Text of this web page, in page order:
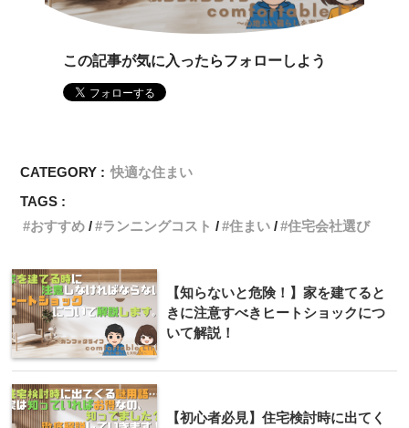
この記事が気に入ったらフォローしよう
CATEGORY : 快適な住まい
TAGS :
おすすめ
ランニングコスト 住まい 住宅会社選び
【知らないと危険！】家を建てると
きに注意すべきヒートショックにつ
いて解説！
【初心者必見】住宅検討時に出てく